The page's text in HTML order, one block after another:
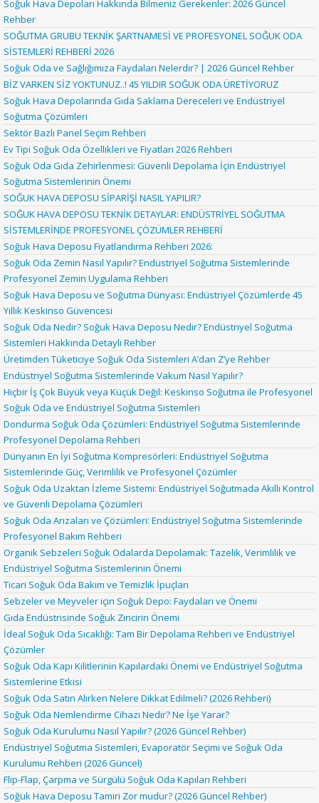
Soğuk Hava Depoları Hakkında Bilmeniz Gerekenler: 2026 Güncel
Rehber
SOĞUTMA GRUBU TEKNİK ŞARTNAMESİ VE PROFESYONEL SOĞUK ODA
SİSTEMLERİ REHBERİ 2026
Soğuk Oda ve Sağlığımıza Faydaları Nelerdir? | 2026 Güncel Rehber
BİZ VARKEN SİZ YOKTUNUZ..! 45 YILDIR SOĞUK ODA ÜRETİYORUZ
Soğuk Hava Depolarında Gıda Saklama Dereceleri ve Endüstriyel
Soğutma Çözümleri
Sektör Bazlı Panel Seçim Rehberi
Ev Tipi Soğuk Oda Özellikleri ve Fiyatları 2026 Rehberi
Soğuk Oda Gıda Zehirlenmesi: Güvenli Depolama İçin Endüstriyel
Soğutma Sistemlerinin Önemi
SOĞUK HAVA DEPOSU SİPARİŞİ NASIL YAPILIR?
SOĞUK HAVA DEPOSU TEKNİK DETAYLAR: ENDÜSTRİYEL SOĞUTMA
SİSTEMLERİNDE PROFESYONEL ÇÖZÜMLER REHBERİ
Soğuk Hava Deposu Fiyatlandırma Rehberi 2026:
Soğuk Oda Zemin Nasıl Yapılır? Endüstriyel Soğutma Sistemlerinde
Profesyonel Zemin Uygulama Rehberi
Soğuk Hava Deposu ve Soğutma Dünyası: Endüstriyel Çözümlerde 45
Yıllık Keskinso Güvencesi
Soğuk Oda Nedir? Soğuk Hava Deposu Nedir? Endüstriyel Soğutma
Sistemleri Hakkında Detaylı Rehber
Üretimden Tüketiciye Soğuk Oda Sistemleri A’dan Z’ye Rehber
Endüstriyel Soğutma Sistemlerinde Vakum Nasıl Yapılır?
Hiçbir İş Çok Büyük veya Küçük Değil: Keskinso Soğutma ile Profesyonel
Soğuk Oda ve Endüstriyel Soğutma Sistemleri
Dondurma Soğuk Oda Çözümleri: Endüstriyel Soğutma Sistemlerinde
Profesyonel Depolama Rehberi
Dünyanın En İyi Soğutma Kompresörleri: Endüstriyel Soğutma
Sistemlerinde Güç, Verimlilik ve Profesyonel Çözümler
Soğuk Oda Uzaktan İzleme Sistemi: Endüstriyel Soğutmada Akıllı Kontrol
ve Güvenli Depolama Çözümleri
Soğuk Oda Arızaları ve Çözümleri: Endüstriyel Soğutma Sistemlerinde
Profesyonel Bakım Rehberi
Organik Sebzeleri Soğuk Odalarda Depolamak: Tazelik, Verimlilik ve
Endüstriyel Soğutma Sistemlerinin Önemi
Ticari Soğuk Oda Bakım ve Temizlik İpuçları
Sebzeler ve Meyveler için Soğuk Depo: Faydaları ve Önemi
Gıda Endüstrisinde Soğuk Zincirin Önemi
İdeal Soğuk Oda Sıcaklığı: Tam Bir Depolama Rehberi ve Endüstriyel
Çözümler
Soğuk Oda Kapı Kilitlerinin Kapılardaki Önemi ve Endüstriyel Soğutma
Sistemlerine Etkisi
Soğuk Oda Satın Alırken Nelere Dikkat Edilmeli? (2026 Rehberi)
Soğuk Oda Nemlendirme Cihazı Nedir? Ne İşe Yarar?
Soğuk Oda Kurulumu Nasıl Yapılır? (2026 Güncel Rehber)
Endüstriyel Soğutma Sistemleri, Evaporatör Seçimi ve Soğuk Oda
Kurulumu Rehberi (2026 Güncel)
Flip-Flap, Çarpma ve Sürgülü Soğuk Oda Kapıları Rehberi
Soğuk Hava Deposu Tamiri Zor mudur? (2026 Güncel Rehber)